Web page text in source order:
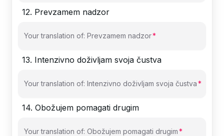
12. Prevzamem nadzor
Your translation of: Prevzamem nadzor
13. Intenzivno doživljam svoja čustva
Your translation of: Intenzivno doživljam svoja čustva
14. Obožujem pomagati drugim
Your translation of: Obožujem pomagati drugim